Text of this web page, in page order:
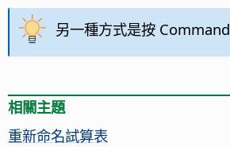
另一種方式是按 Command
相關主題
重新命名試算表